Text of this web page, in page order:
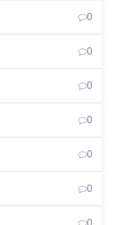
0
0
0
0
0
0